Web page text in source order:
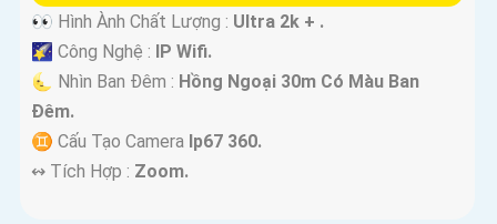
👀 Hình Ành Chất Lượng : Ultra 2k + .
🌠 Công Nghệ : IP Wifi.
🌜 Nhìn Ban Đêm : Hồng Ngoại 30m Có Màu Ban
Ðêm.
♊ Cấu Tạo Camera Ip67 360.
️↭ Tích Hợp : Zoom.